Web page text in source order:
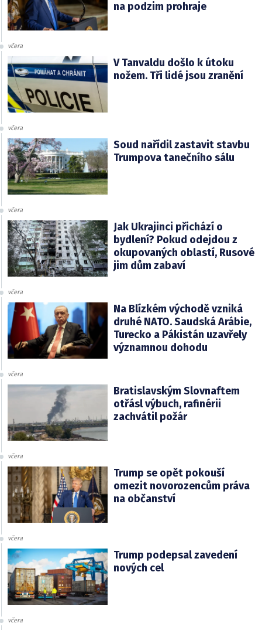
na podzim prohraje
včera
V Tanvaldu došlo k útoku
nožem. Tři lidé jsou zranění
včera
Soud nařídil zastavit stavbu
Trumpova tanečního sálu
včera
Jak Ukrajinci přichází o
bydlení? Pokud odejdou z
okupovaných oblastí, Rusové
jim dům zabaví
včera
Na Blízkém východě vzniká
druhé NATO. Saudská Arábie,
Turecko a Pákistán uzavřely
významnou dohodu
včera
Bratislavským Slovnaftem
otřásl výbuch, rafinérii
zachvátil požár
včera
Trump se opět pokouší
omezit novorozencům práva
na občanství
včera
Trump podepsal zavedení
nových cel
včera